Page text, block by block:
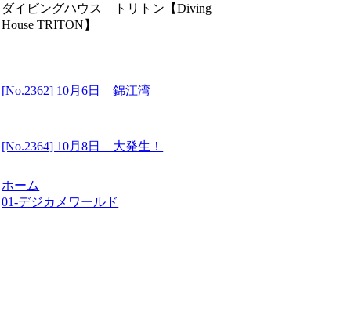
ダイビングハウス トリトン【Diving
House TRITON】
[No.2362] 10月6日 錦江湾
[No.2364] 10月8日 大発生！
ホーム
01-デジカメワールド